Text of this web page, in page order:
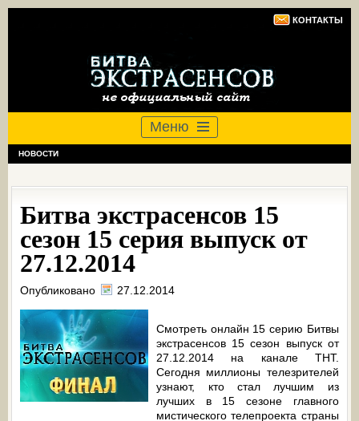
КОНТАКТЫ
Меню
НОВОСТИ
Битва экстрасенсов 15
сезон 15 серия выпуск от
27.12.2014
Опубликовано 27.12.2014
Смотреть онлайн 15 серию Битвы
экстрасенсов 15 сезон выпуск от
27.12.2014 на канале ТНТ.
Сегодня миллионы телезрителей
узнают, кто стал лучшим из
лучших в 15 сезоне главного
мистического телепроекта страны